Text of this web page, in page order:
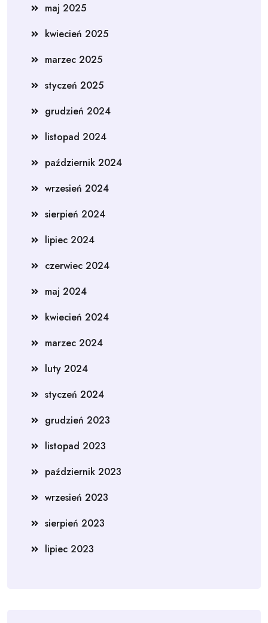
maj 2025
kwiecień 2025
marzec 2025
styczeń 2025
grudzień 2024
listopad 2024
październik 2024
wrzesień 2024
sierpień 2024
lipiec 2024
czerwiec 2024
maj 2024
kwiecień 2024
marzec 2024
luty 2024
styczeń 2024
grudzień 2023
listopad 2023
październik 2023
wrzesień 2023
sierpień 2023
lipiec 2023